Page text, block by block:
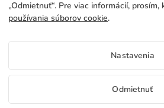
Ceny Vlajky na demonštrácie
Ak chcete vedieť ceny Vlajky na
FAQs
Všeobecné podmienky zamestnania
Cookies policy
Zásady ochrany súkromia
SK
„Odmietnuť“. Pre viac informácií,
používania súborov cookie.
Nastavenia
Odmietnuť